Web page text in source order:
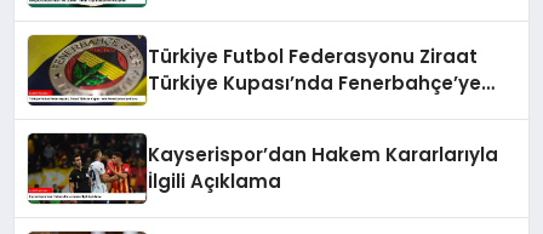
Türkiye Futbol Federasyonu Ziraat
Türkiye Kupası’nda Fenerbahçe’ye
Kayserispor’dan Hakem Kararlarıyla
İlgili Açıklama